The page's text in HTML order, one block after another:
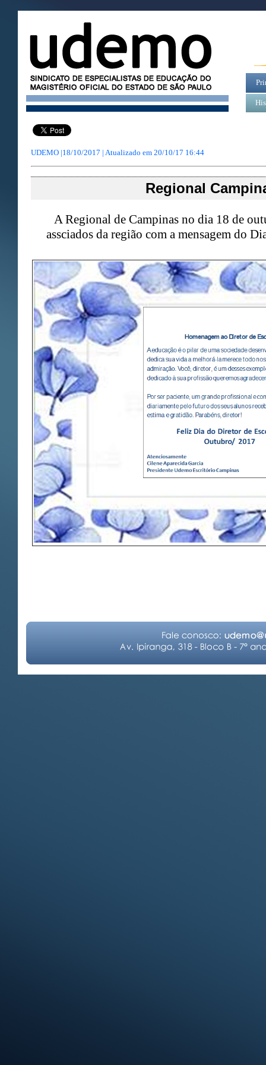
UDEMO |18/10/2017 | Atualizado em 20/10/17 16:44
Regional
A Regional de Campinas no dia 18 de
assciados da região com a mensagem do